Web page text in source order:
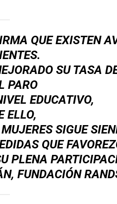
QUE EXISTEN
SU TASA
PARO
EDUCATIVO,
ELLO,
SIGUE
QUE
PLENA
FUNDACIÓN